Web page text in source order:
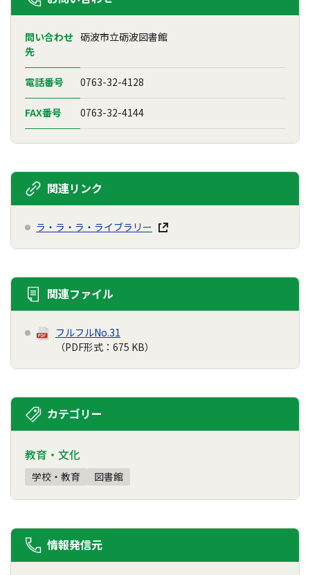
問い合わせ
先
砺波市立砺波図書館
電話番号 0763-32-4128
FAX番号 0763-32-4144
関連リンク
ラ・ラ・ラ・ライブラリー
関連ファイル
フルフルNo.31
（PDF形式：675 KB）
カテゴリー
教育・文化
学校・教育 図書館
情報発信元